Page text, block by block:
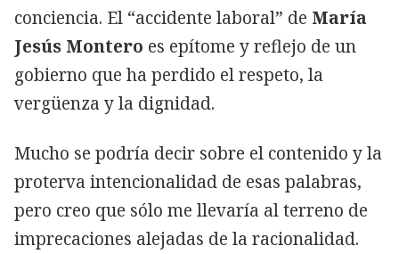
conciencia. El “accidente laboral” de María
Jesús Montero es epítome y reflejo de un
gobierno que ha perdido el respeto, la
vergüenza y la dignidad.
Mucho se podría decir sobre el contenido y la
proterva intencionalidad de esas palabras,
pero creo que sólo me llevaría al terreno de
imprecaciones alejadas de la racionalidad.